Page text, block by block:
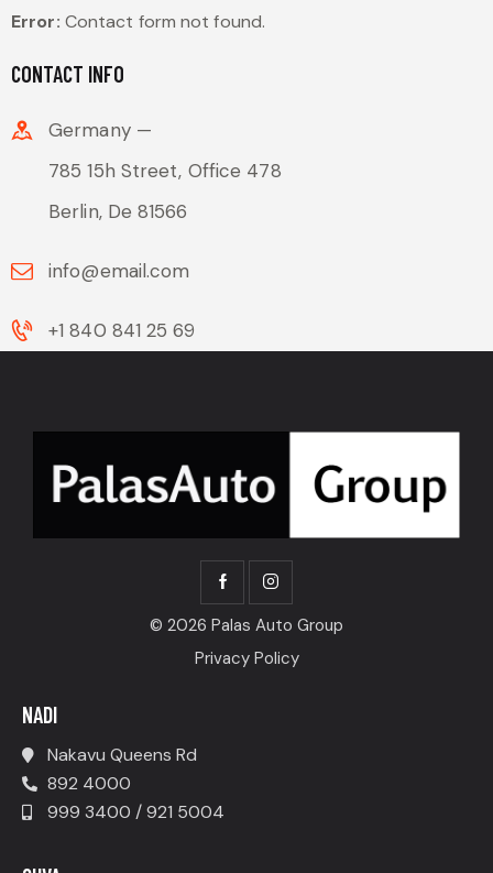
Error: Contact form not found.
CONTACT INFO
Germany —
785 15h Street, Office 478
Berlin, De 81566
info@email.com
+1 840 841 25 69
© 2026 Palas Auto Group
Privacy Policy
NADI
Nakavu Queens Rd
892 4000
999 3400 / 921 5004